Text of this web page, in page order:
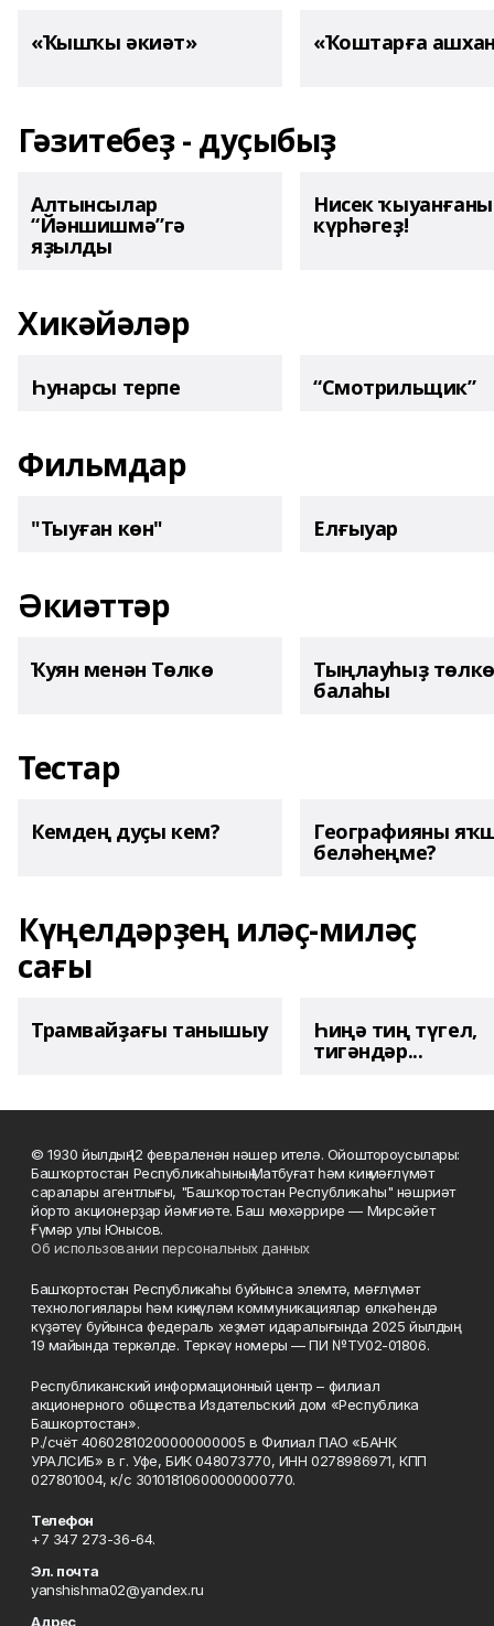
«Ҡышҡы әкиәт» «Ҡоштарға
Гәзитебеҙ - дуҫыбыҙ
Алтынсылар
“Йәншишмә”гә
яҙылды
Нисек
күрһәгеҙ!
Хикәйәләр
Һунарсы терпе “Смотрильщик”
Фильмдар
"Тыуған көн" Елғыуар
Әкиәттәр
Ҡуян менән Төлкө Тыңлауһыҙ төлкө
балаһы
Тестар
Кемдең дуҫы кем? Географияны
беләһеңме?
Күңелдәрҙең иләҫ-миләҫ
сағы
Трамвайҙағы танышыу Һиңә тиң түгел,
тигәндәр...
© 1930 йылдың 12 февраленән нәшер ителә. Ойоштороусылары:
Башҡортостан Республикаһының Матбуғат һәм киң мәғлүмәт
саралары агентлығы, "Башҡортостан Республикаһы" нәшриәт
йорто акционерҙар йәмғиәте. Баш мөхәррире — Мирсәйет
Ғүмәр улы Юнысов.
Об использовании персональных данных
Башҡортостан Республикаһы буйынса элемтә, мәғлүмәт
технологиялары һәм киңкүләм коммуникациялар өлкәһендә
күҙәтеү буйынса федераль хеҙмәт идаралығында 2025 йылдың
19 майында теркәлде. Теркәү номеры — ПИ №ТУ02-01806.
Республиканский информационный центр – филиал
акционерного общества Издательский дом «Республика
Башкортостан».
Р./счёт 40602810200000000005 в Филиал ПАО «БАНК
УРАЛСИБ» в г. Уфе, БИК 048073770, ИНН 0278986971, КПП
027801004, к/с 30101810600000000770.
Телефон
+7 347 273-36-64.
Эл. почта
yanshishma02@yandex.ru
Адрес